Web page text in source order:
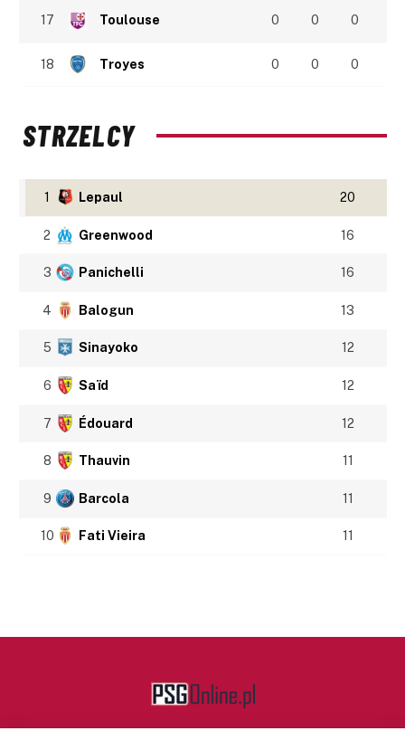
17 Toulouse 0 0 0
18 Troyes 0 0 0
STRZELCY
1 Lepaul 20
2 Greenwood 16
3 Panichelli 16
4 Balogun 13
5 Sinayoko 12
6 Saïd 12
7 Édouard 12
8 Thauvin 11
9 Barcola 11
10 Fati Vieira 11